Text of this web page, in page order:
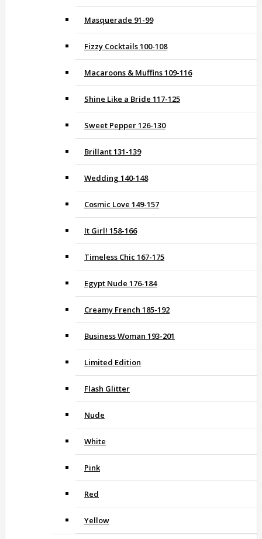
Masquerade 91-99
Fizzy Cocktails 100-108
Macaroons & Muffins 109-116
Shine Like a Bride 117-125
Sweet Pepper 126-130
Brillant 131-139
Wedding 140-148
Cosmic Love 149-157
It Girl! 158-166
Timeless Chic 167-175
Egypt Nude 176-184
Creamy French 185-192
Business Woman 193-201
Limited Edition
Flash Glitter
Nude
White
Pink
Red
Yellow